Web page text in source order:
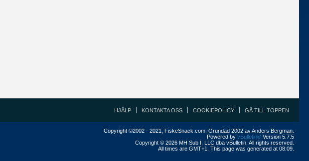
HJÄLP KONTAKTA OSS COOKIEPOLICY GÅ TILL TOPPEN
Copyright ©2002 - 2021, FiskeSnack.com. Grundad 2002 av Anders Bergman.
Powered by vBulletin® Version 5.7.5
Copyright © 2026 MH Sub I, LLC dba vBulletin. All rights reserved.
All times are GMT+1. This page was generated at 08:09.